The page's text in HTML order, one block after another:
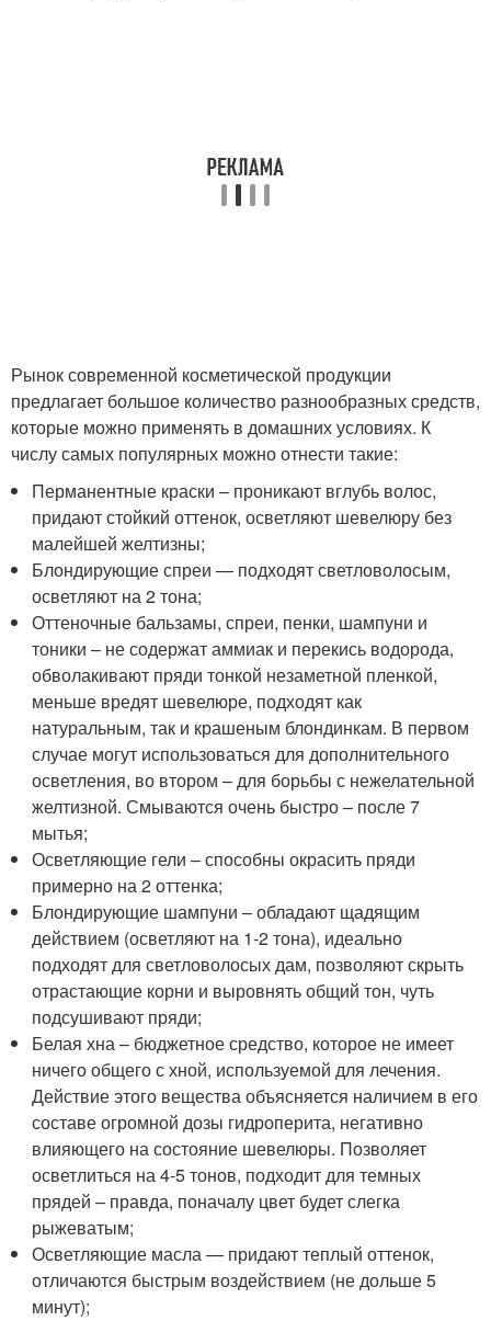
Рынок современной косметической продукции
предлагает большое количество разнообразных средств,
которые можно применять в домашних условиях. К
числу самых популярных можно отнести такие:
Перманентные краски – проникают вглубь волос,
придают стойкий оттенок, осветляют шевелюру без
малейшей желтизны;
Блондирующие спреи — подходят светловолосым,
осветляют на 2 тона;
Оттеночные бальзамы, спреи, пенки, шампуни и
тоники – не содержат аммиак и перекись водорода,
обволакивают пряди тонкой незаметной пленкой,
меньше вредят шевелюре, подходят как
натуральным, так и крашеным блондинкам. В первом
случае могут использоваться для дополнительного
осветления, во втором – для борьбы с нежелательной
желтизной. Смываются очень быстро – после 7
мытья;
Осветляющие гели – способны окрасить пряди
примерно на 2 оттенка;
Блондирующие шампуни – обладают щадящим
действием (осветляют на 1-2 тона), идеально
подходят для светловолосых дам, позволяют скрыть
отрастающие корни и выровнять общий тон, чуть
подсушивают пряди;
Белая хна – бюджетное средство, которое не имеет
ничего общего с хной, используемой для лечения.
Действие этого вещества объясняется наличием в его
составе огромной дозы гидроперита, негативно
влияющего на состояние шевелюры. Позволяет
осветлиться на 4-5 тонов, подходит для темных
прядей – правда, поначалу цвет будет слегка
рыжеватым;
Осветляющие масла — придают теплый оттенок,
отличаются быстрым воздействием (не дольше 5
минут);